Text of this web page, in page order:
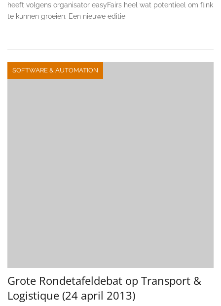
heeft volgens organisator easyFairs heel wat potentieel om flink
te kunnen groeien. Een nieuwe editie
SOFTWARE & AUTOMATION
Grote Rondetafeldebat op Transport &
Logistique (24 april 2013)